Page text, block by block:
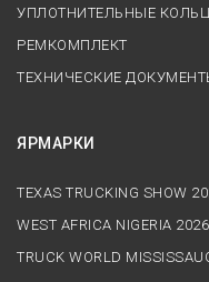
УПЛОТНИТЕЛЬНЫЕ
РЕМКОМПЛЕКТ
ТЕХНИЧЕСКИЕ
ЯРМАРКИ
TEXAS TRUCKING SHOW
WEST AFRICA NIGERIA 2026
TRUCK WORLD